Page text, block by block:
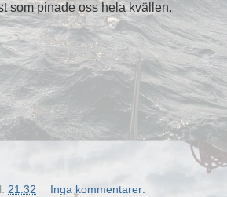
som pinade oss hela kvällen.
21:32 Inga kommentarer: